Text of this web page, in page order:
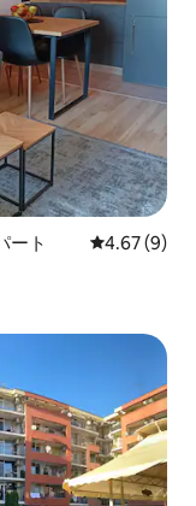
ート レビュー9
4.67 (9)